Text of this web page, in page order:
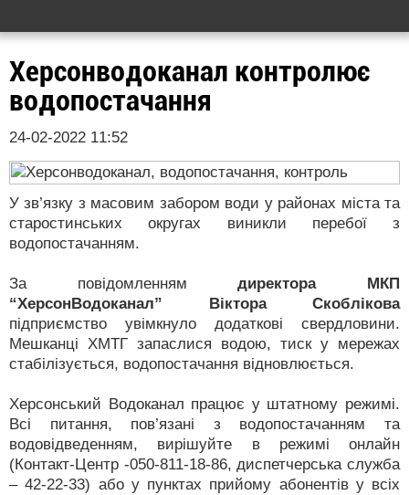
Херсонводоканал контролює
водопостачання
24-02-2022 11:52
У зв’язку з масовим забором води у районах міста та
старостинських округах виникли перебої з
водопостачанням.
За повідомленням директора МКП
“ХерсонВодоканал” Віктора Скоблікова
підприємство увімкнуло додаткові свердловини.
Мешканці ХМТГ запаслися водою, тиск у мережах
стабілізується, водопостачання відновлюється.
Херсонський Водоканал працює у штатному режимі.
Всі питання, пов’язані з водопостачанням та
водовідведенням, вирішуйте в режимі онлайн
(Контакт-Центр -050-811-18-86, диспетчерська служба
– 42-22-33) або у пунктах прийому абонентів у всіх